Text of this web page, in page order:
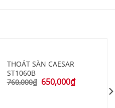
THOÁT SÀN CAESAR
ST1060B
760,000₫ 650,000₫